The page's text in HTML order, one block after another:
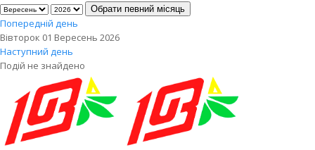
Обрати певний місяць
Попередній день
Вівторок 01 Вересень 2026
Наступний день
Подій не знайдено